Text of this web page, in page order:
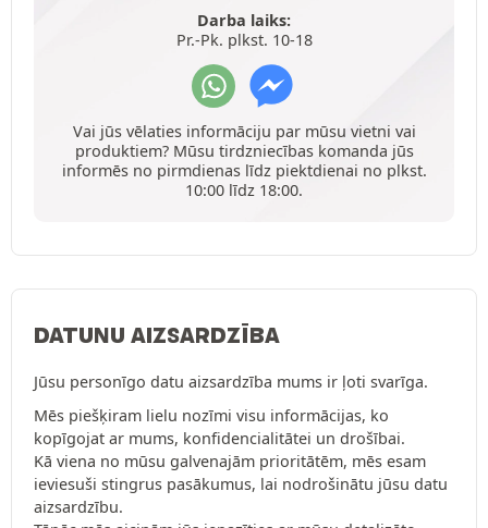
Darba laiks:
Pr.-Pk. plkst. 10-18
Vai jūs vēlaties informāciju par mūsu vietni vai
produktiem? Mūsu tirdzniecības komanda jūs
informēs no pirmdienas līdz piektdienai no plkst.
10:00 līdz 18:00.
DATUNU AIZSARDZĪBA
Jūsu personīgo datu aizsardzība mums ir ļoti svarīga.
Mēs piešķiram lielu nozīmi visu informācijas, ko
kopīgojat ar mums, konfidencialitātei un drošībai.
Kā viena no mūsu galvenajām prioritātēm, mēs esam
ieviesuši stingrus pasākumus, lai nodrošinātu jūsu datu
aizsardzību.